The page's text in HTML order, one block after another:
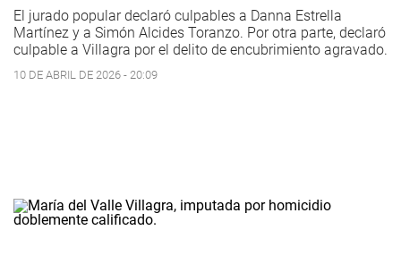
El jurado popular declaró culpables a Danna Estrella
Martínez y a Simón Alcides Toranzo. Por otra parte, declaró
culpable a Villagra por el delito de encubrimiento agravado.
10 DE ABRIL DE 2026 - 20:09